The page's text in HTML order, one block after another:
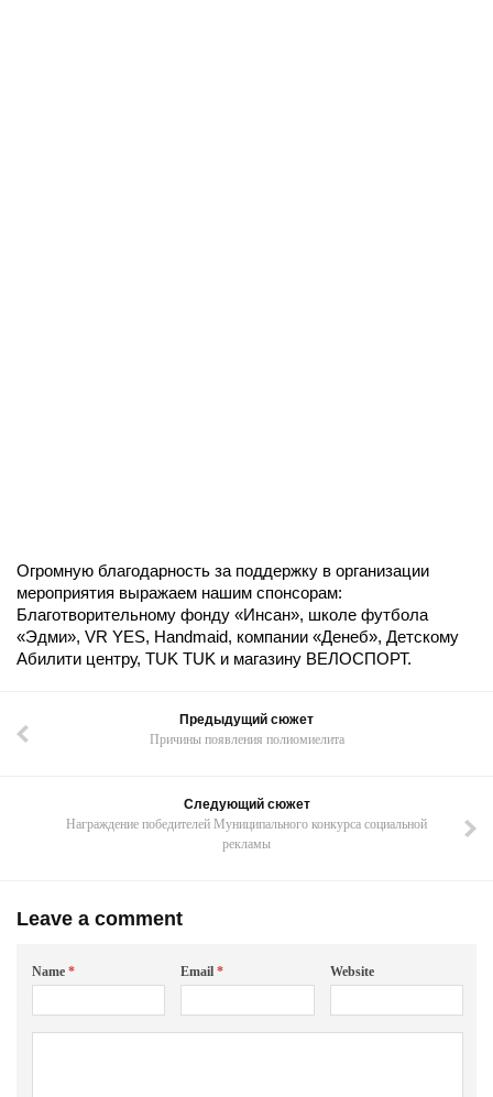
Огромную благодарность за поддержку в организации
мероприятия выражаем нашим спонсорам:
Благотворительному фонду «Инсан», школе футбола
«Эдми», VR YES, Handmaid, компании «Денеб», Детскому
Абилити центру, TUK TUK и магазину ВЕЛОСПОРТ.
Предыдущий сюжет
Причины появления полиомиелита
Следующий сюжет
Награждение победителей Муниципального конкурса социальной
рекламы
Leave a comment
Name * Email* Website